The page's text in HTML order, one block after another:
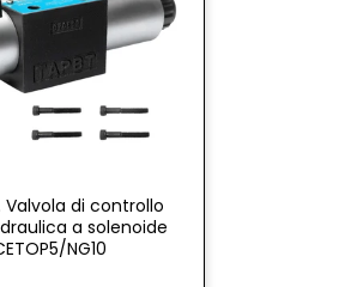
Valvola di controllo
a solenoide
NG10